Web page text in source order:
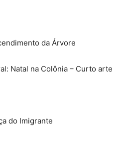
da Árvore
Natal na Colônia – Curto arte
do Imigrante